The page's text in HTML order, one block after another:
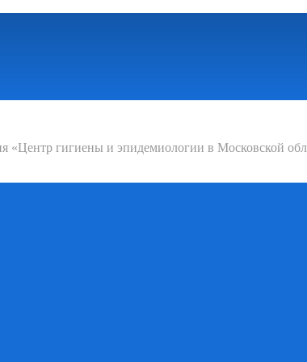
«Центр гигиены и эпидемиологии в Московской